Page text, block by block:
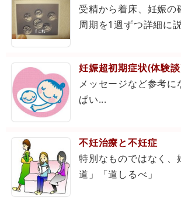
受精から着床、妊娠の
周期を1週ずつ詳細に
妊娠超初期症状(体験
メッセージなど参考に
ぱい...
不妊治療と不妊症
特別なものではなく、
道」「道しるべ」